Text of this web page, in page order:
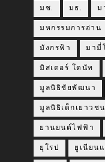
มช. มธ. ม
มหกรรมการอ่าน
มังกรฟ้า มามี่
มิสเตอร์ โดนัท
มูลนิธิชัยพัฒนา
มูลนิธิเด็กเยาวชน
ยานยนต์ไฟฟ้า
ยุโรป ยูเนียน